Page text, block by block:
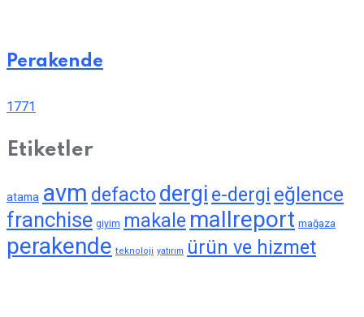
Perakende
1771
Etiketler
atama avm defacto dergi e-dergi eğlence
franchise giyim makale mallreport mağaza
perakende teknoloji yatırım ürün ve hizmet